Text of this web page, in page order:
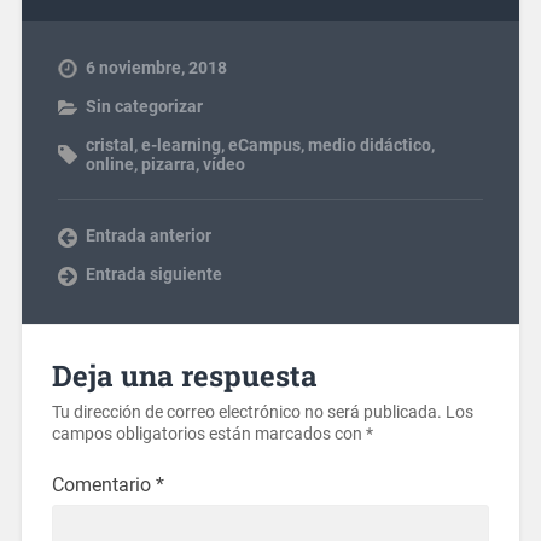
6 noviembre, 2018
Sin categorizar
cristal,e-learning,eCampus, medio didáctico,
online, pizarra,vídeo
Entrada anterior
Entrada siguiente
Deja una respuesta
Tu dirección de correo electrónico no será publicada. Los
campos obligatorios están marcados con *
Comentario *